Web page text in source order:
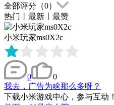
全部评分（0）
热门
最新 最赞
小米玩家ms0X2c
0
0
我去，广告为啥那么多呀？
下载小米游戏中心，参与互动！